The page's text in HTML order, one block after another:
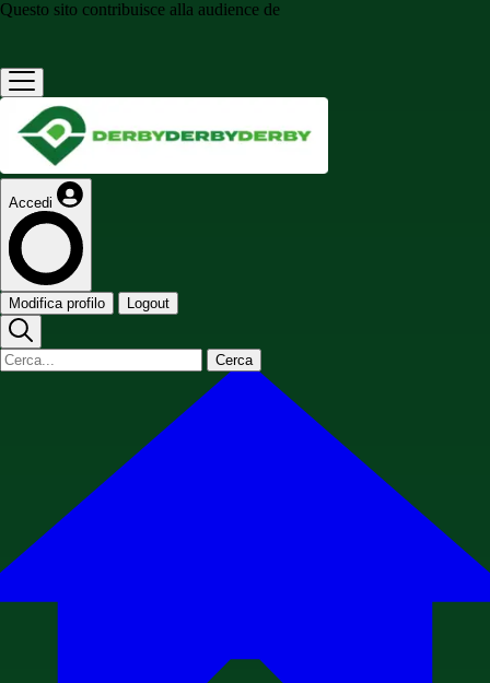
Questo sito contribuisce alla audience de
Accedi
Modifica profilo Logout
Cerca